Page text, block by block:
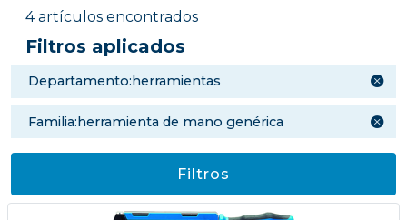
4 artículos encontrados
Filtros aplicados
departamento:herramientas
familia:herramienta de mano genérica
Filtros